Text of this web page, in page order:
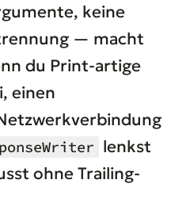
keine
— macht
du Print-artige
einen
lenkst
ohne Trailing-